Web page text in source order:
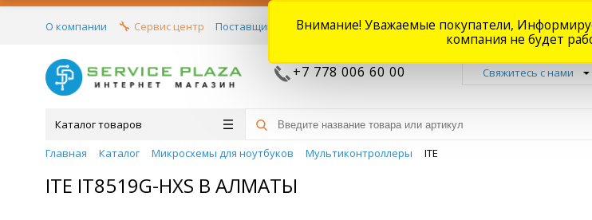
О компании Сервис центр Поставщикам Договора Новости Акции Доставка Оплата Наши
+7 778 006 60 00 Свяжитесь с нами
Каталог товаров
Главная
Каталог Микросхемы для ноутбуков Мультиконтроллеры ITE
ITE IT8519G-HXS В АЛМАТЫ
Внимание! Уважаемые покупатели,
компания не будет